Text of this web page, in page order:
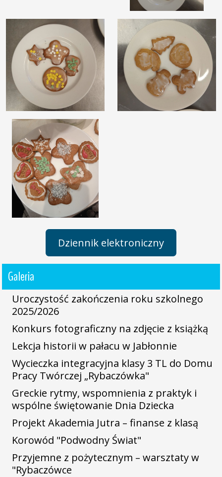
Dziennik elektroniczny
Galeria
Uroczystość zakończenia roku szkolnego
2025/2026
Konkurs fotograficzny na zdjęcie z książką
Lekcja historii w pałacu w Jabłonnie
Wycieczka integracyjna klasy 3 TL do Domu
Pracy Twórczej „Rybaczówka"
Greckie rytmy, wspomnienia z praktyk i
wspólne świętowanie Dnia Dziecka
Projekt Akademia Jutra – finanse z klasą
Korowód "Podwodny Świat"
Przyjemne z pożytecznym – warsztaty w
"Rybaczówce